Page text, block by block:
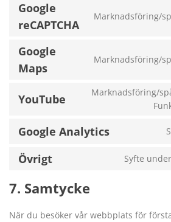
Google
reCAPTCHA
Marknadsföring/
Google
Maps
Marknadsföring/
YouTube
Marknadsföring/
Google Analytics
Övrigt Syfte
7. Samtycke
När du besöker vår webbplats för